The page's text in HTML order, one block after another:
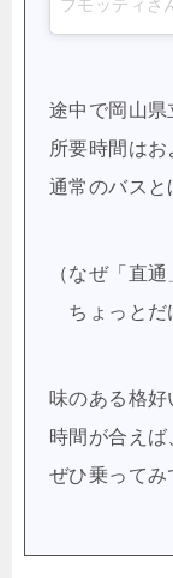
途中で岡山県
所要時間はお
通常のバスと
（なぜ「直
ちょっとだ
味のある格好
時間が合えば
ぜひ乗って